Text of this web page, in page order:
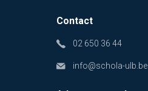
Contact
02 650 36 44
info@schola-ulb.be